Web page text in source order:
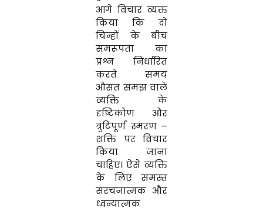
आगे विचार व्यक्त
किया कि दो
चिन्हों के बीच
समरूपता का
प्रश्न निर्धारित
करते समय
औसत समझ वाले
व्यक्ति के
दृष्टिकोण और
त्रुटिपूर्ण स्मरण –
शक्ति पर विचार
किया जाना
चाहिए। ऐसे व्यक्ति
के लिए समस्त
संरचनात्मक और
ध्वन्यात्मक